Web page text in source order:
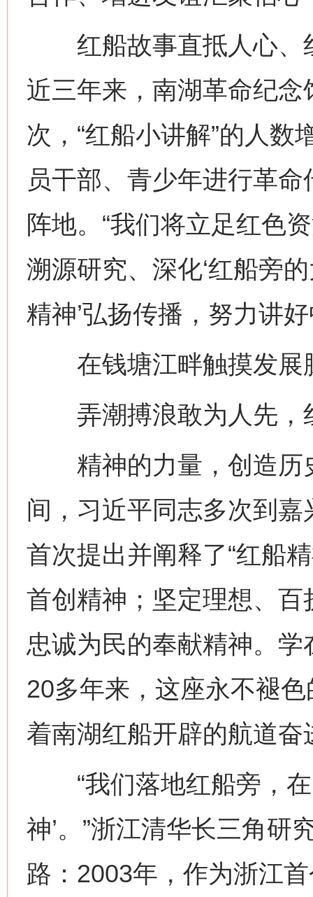
红船故事直抵人心、
近三年来，南湖革命纪
次，“红船小讲解”的人
员干部、青少年进行革
阵地。“我们将立足红色
溯源研究、深化‘红船旁
精神’弘扬传播，努力讲
在钱塘江畔触摸发
弄潮搏浪敢为人先，
精神的力量，创造历
间，习近平同志多次到
首次提出并阐释了“红船
首创精神；坚定理想、
忠诚为民的奉献精神。
20多年来，这座永不褪
着南湖红船开辟的航道
“我们落地红船旁，在
神’。”浙江清华长三角研
路：2003年，作为浙江